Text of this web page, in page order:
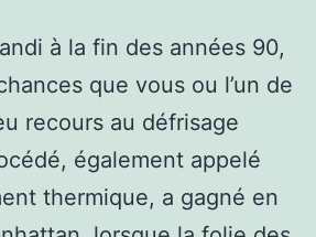
à la fin des années 90,
que vous ou l’un de
recours au défrisage
également appelé
thermique, a gagné en